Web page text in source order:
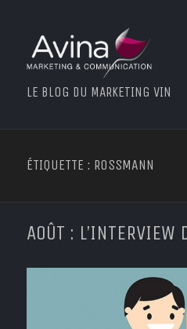
LE BLOG DU MARKETING VIN
ÉTIQUETTE : ROSSMANN
AOÛT : L’INTERVIEW